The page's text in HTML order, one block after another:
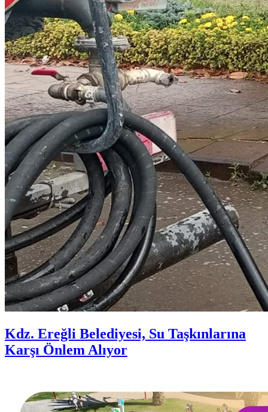
Kdz. Ereğli Belediyesi, Su Taşkınlarına
Karşı Önlem Alıyor